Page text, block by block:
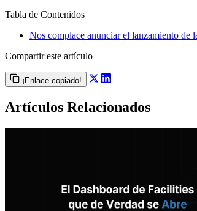
Tabla de Contenidos
Nos complace anunciar el lanzamiento de
Compartir este artículo
¡Enlace copiado!
Artículos Relacionados